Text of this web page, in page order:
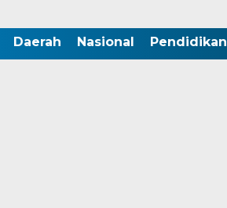
Daerah Nasional Pendidikan